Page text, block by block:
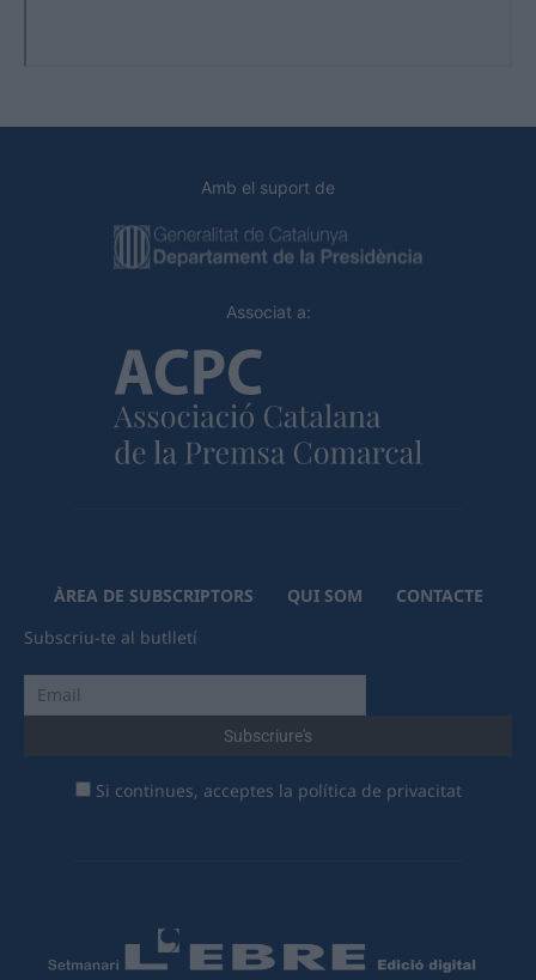
Amb el suport de
Associat a:
ÀREA DE SUBSCRIPTORS QUI SOM
CONTACTE
Subscriu-te al butlletí
Si continues, acceptes la política de privacitat